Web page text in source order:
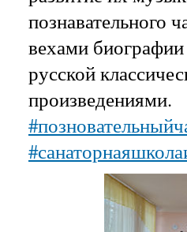
познавательного
вехами
русской
произведениями.